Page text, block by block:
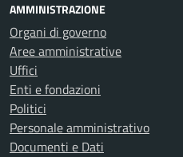
AMMINISTRAZIONE
Organi di governo
Aree amministrative
Uffici
Enti e fondazioni
Politici
Personale amministrativo
Documenti e Dati